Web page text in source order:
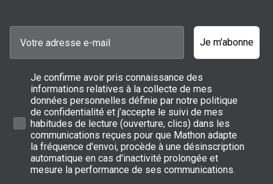
Je m'abonne
Je confirme avoir pris connaissance des
informations relatives à la collecte de mes
données personnelles définie par notre politique
de confidentialité et j’accepte le suivi de mes
habitudes de lecture (ouverture, clics) dans les
communications reçues pour que Mathon adapte
la fréquence d'envoi, procède à une désinscription
automatique en cas d'inactivité prolongée et
mesure la performance de ses communications.